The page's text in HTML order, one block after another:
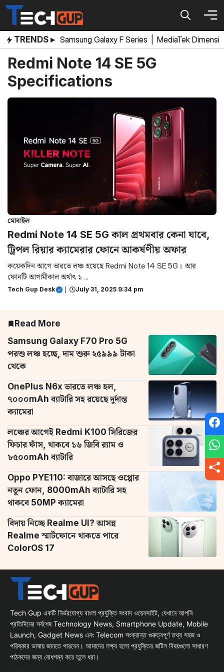
Skip
content
TRENDS ▸ Samsung Galaxy F Series MediaTek
Redmi Note 14 SE 5G
Specifications
মোবাইল
Redmi Note 14 SE 5G কাল প্রথমবার কেনা যাবে,
ট্রিপল রিয়ার ক্যামেরার ফোনে আকর্ষণীয় অফার
কয়েকদিন আগে ভারতে লঞ্চ হয়েছে Redmi Note 14 SE 5G। আর
ফোনটি আগামীকাল অর্থাৎ ১ ...
Tech Gup Desk July 31, 2025 9:34 pm
Read More
Samsung Galaxy F70 Pro 5G
পরশু লঞ্চ হচ্ছে, দাম শুরু ২৫৯৯৯ টাকা
থেকে
OnePlus N6x ভারতে লঞ্চ হল,
৭০০০mAh ব্যাটারি সহ রয়েছে দুর্দান্ত
ক্যামেরা
লঞ্চের আগেই Redmi K100 সিরিজের
ফিচার ফাঁস, থাকবে ১৬ জিবি র‌্যাম ও
৮৫০০mAh ব্যাটারি
Oppo PYE110: বাজারে আসছে ওপ্পোর
নতুন ফোন, 8000mAh ব্যাটারি সহ
থাকবে 50MP ক্যামেরা
বিদায় নিচ্ছে Realme UI? আসন্ন
Realme স্মার্টফোনে থাকতে পারে
ColorOS 17
Tech Gup একটি নির্ভরযোগ্য বাংলা প্রযুক্তি সংবাদ ওয়েবসাইট, যেখানে আপনি
প্রতিদিনের সর্বশেষ Technology News, Smartphone Update, Mobile
Launch, Gadget News এবং Telecom সংক্রান্ত গুরুত্বপূর্ণ তথ্য সহজ ও
পরিষ্কার ভাষায় জানতে পারবেন। আমাদের লক্ষ্য হলো প্রযুক্তির জটিল বিষয়গুলো সাধারণ
পাঠকদের জন্য বোধগম্য করে তুলে ধরা।